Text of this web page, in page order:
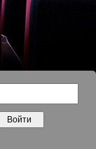
Войти